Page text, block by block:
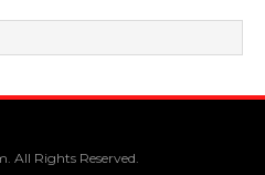
All Rights Reserved.